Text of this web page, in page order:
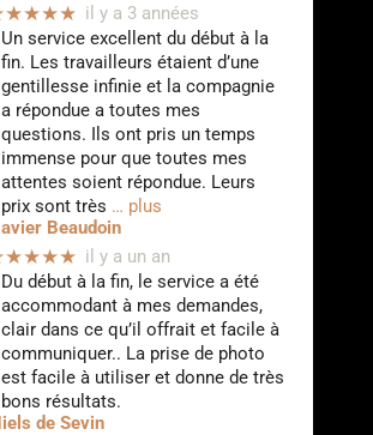
il y a 3 années
Un service excellent du début à la
fin. Les travailleurs étaient d’une
gentillesse infinie et la compagnie
a répondue a toutes mes
questions. Ils ont pris un temps
immense pour que toutes mes
attentes soient répondue. Leurs
prix sont très … plus
Beaudoin
il y a un an
Du début à la fin, le service a été
accommodant à mes demandes,
clair dans ce qu’il offrait et facile à
communiquer.. La prise de photo
est facile à utiliser et donne de très
bons résultats.
de Sevin